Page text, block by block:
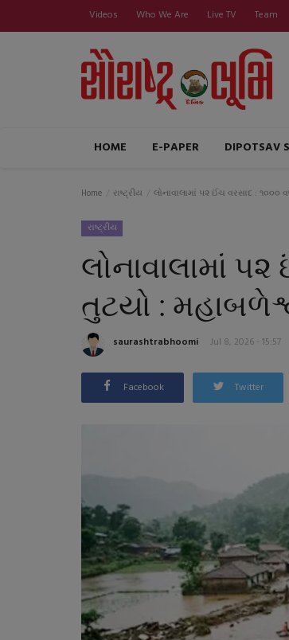
Videos Who We Are Live TV Team
HOME E-PAPER DIPOTSAV
Home રાષ્ટ્રીય લોનાવાલામાં ૫૨ ઈંચ વરસાદ : ૧૦૦૦
રાષ્ટ્રીય
લોનાવાલામાં ૫૨
તુટયો :
saurashtrabhoomi Jul 8, 2026 - 15:57
Facebook Twitter